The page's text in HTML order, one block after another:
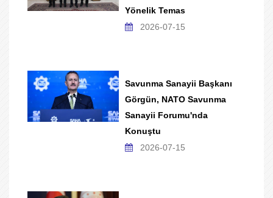
Yönelik Temas
2026-07-15
Savunma Sanayii Başkanı
Görgün, NATO Savunma
Sanayii Forumu'nda
Konuştu
2026-07-15